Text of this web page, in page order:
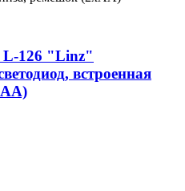
126 "Linz"
встроенная